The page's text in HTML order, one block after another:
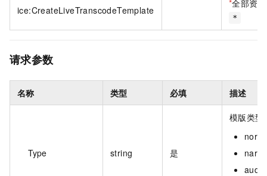
ice:CreateLiveTranscodeTemplate
*全部资源
*
请求参数
名称 类型 必填 描述
Type string 是
模版类型